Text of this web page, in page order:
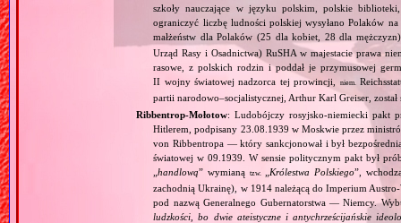
szkoły nauczające w języku polskim, polskie
ograniczyć liczbę ludności polskiej wysyłano Polaków
małżeństw dla Polaków (25 dla kobiet, 28 dla
Urząd Rasy i Osadnictwa) RuSHA w majestacie prawa
rasowe, z polskich rodzin i poddał je przymusowej
II wojny światowej nadzorca tej prowincji,
niem.
partii narodowo–socjalistycznej, Arthur Karl Greiser, został
Ribbentrop‐Mołotow: Ludobójczy rosyjsko‐niemiecki pakt
Hitlerem, podpisany 23.08.1939 w Moskwie przez
von Ribbentropa — który sankcjonował i był
światowej w 09.1939. W sensie politycznym pakt był
„handlową” wymianą tzw. Królestwa Polskiego”,
zachodnią Ukrainę), w 1914 należącą do Imperium
pod nazwą Generalnego Gubernatorstwa — Niemcy.
ludzkości, bo dwie ateistyczne i antychrześcijańskie